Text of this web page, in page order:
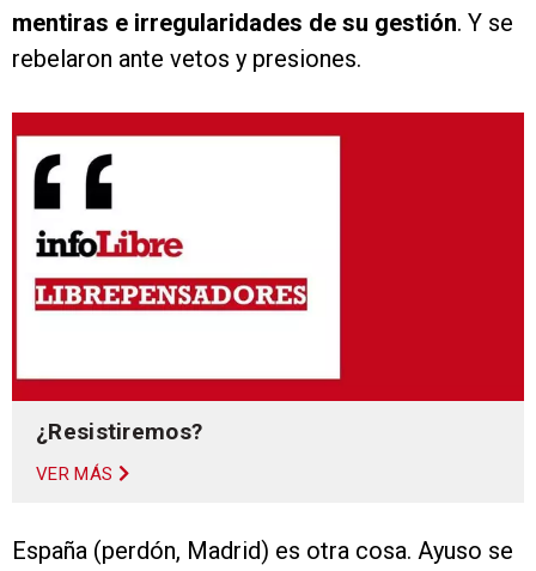
mentiras e irregularidades de su gestión. Y se
rebelaron ante vetos y presiones.
¿Resistiremos?
VER MÁS
España (perdón, Madrid) es otra cosa. Ayuso se